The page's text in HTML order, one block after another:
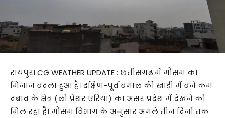
रायपुर। CG WEATHER UPDATE : छत्तीसगढ़ में मौसम का
मिजाज बदला हुआ है। दक्षिण-पूर्व बंगाल की खाड़ी में बने कम
दबाव के क्षेत्र (लो प्रेशर एरिया) का असर प्रदेश में देखने को
मिल रहा है। मौसम विभाग के अनुसार अगले तीन दिनों तक